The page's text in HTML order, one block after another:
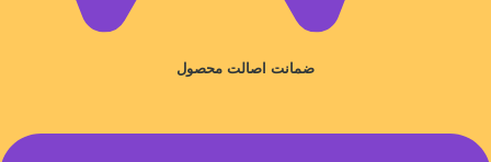
ضمانت اصالت محصول